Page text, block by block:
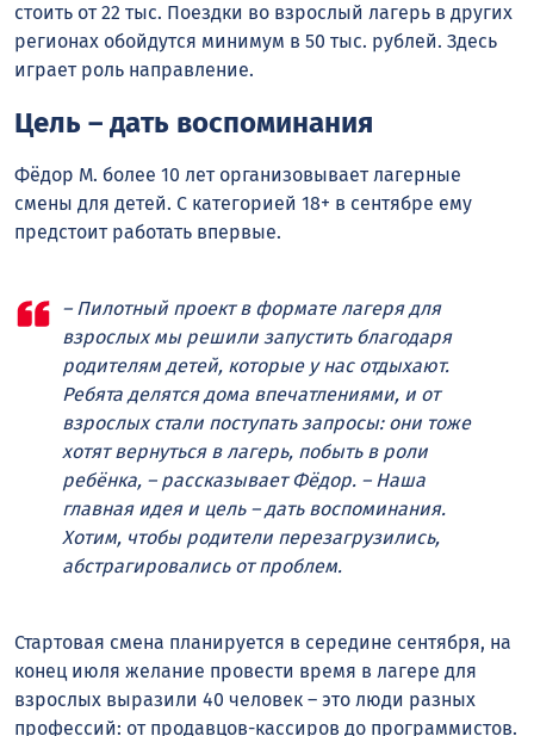
стоить от 22 тыс. Поездки во взрослый лагерь в других
регионах обойдутся минимум в 50 тыс. рублей. Здесь
играет роль направление.
Цель – дать воспоминания
Фёдор М. более 10 лет организовывает лагерные
смены для детей. С категорией 18+ в сентябре ему
предстоит работать впервые.
– Пилотный проект в формате лагеря для
взрослых мы решили запустить благодаря
родителям детей, которые у нас отдыхают.
Ребята делятся дома впечатлениями, и от
взрослых стали поступать запросы: они тоже
хотят вернуться в лагерь, побыть в роли
ребёнка, – рассказывает Фёдор. – Наша
главная идея и цель – дать воспоминания.
Хотим, чтобы родители перезагрузились,
абстрагировались от проблем.
Стартовая смена планируется в середине сентября, на
конец июля желание провести время в лагере для
взрослых выразили 40 человек – это люди разных
профессий: от продавцов-кассиров до программистов.